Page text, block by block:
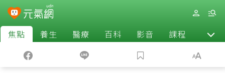
焦點 養生 醫療 百科 影音 課程 退休